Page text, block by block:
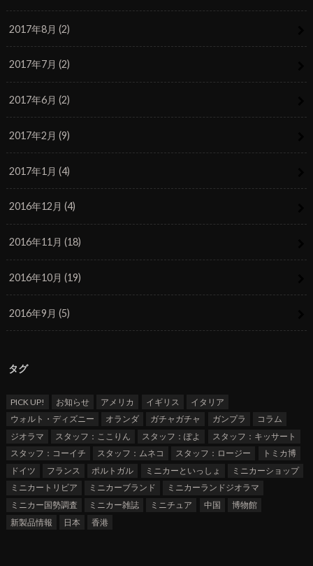
2017年8月 (2)
2017年7月 (2)
2017年6月 (2)
2017年2月 (9)
2017年1月 (4)
2016年12月 (4)
2016年11月 (18)
2016年10月 (19)
2016年9月 (5)
タグ
PICK UP! お知らせ アメリカ イギリス
イタリア
ウォルト・ディズニー
オランダ ガチャガチャ ガンプラ
コラム
ジオラマ
スタッフ：ここりん スタッフ：ぽよ
スタッフ：キッサート
スタッフ：コーイチ
スタッフ：ムネコ スタッフ：ロージー
トミカ博
ドイツ
フランス ポルトガル ミニカーといっしょ
ミニカーショップ
ミニカートリビア
ミニカーブランド
ミニカーランドジオラマ
ミニカー国勢調査
ミニカー雑誌 ミニチュア 中国
博物館
新製品情報
日本 香港